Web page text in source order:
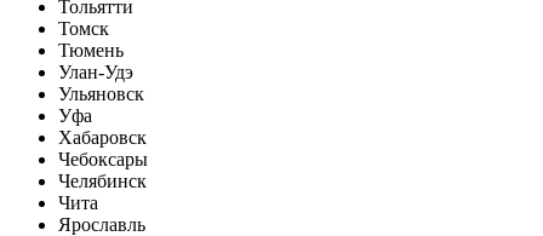
Тольятти
Томск
Тюмень
Улан-Удэ
Ульяновск
Уфа
Хабаровск
Чебоксары
Челябинск
Чита
Ярославль